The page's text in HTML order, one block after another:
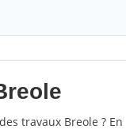
travaux Breole ? En